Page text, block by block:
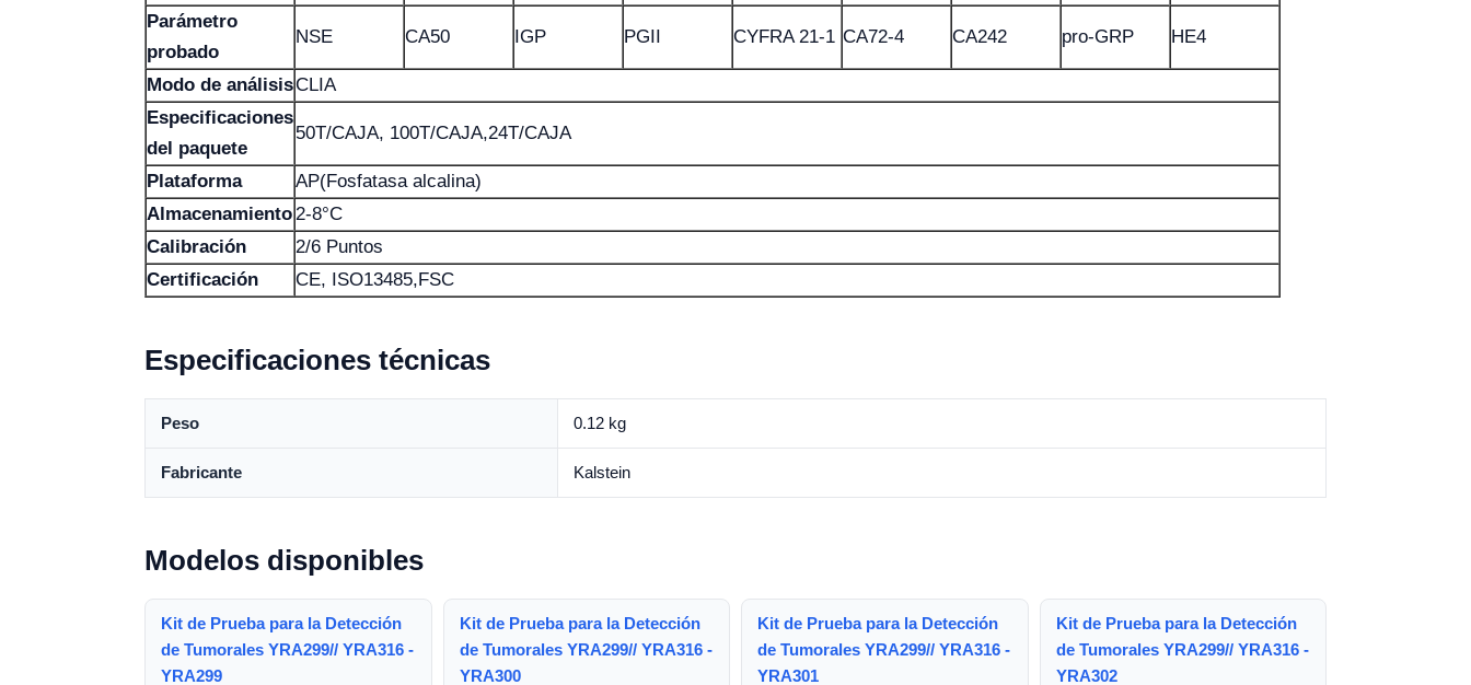
Parámetro
probado
NSE CA50 IGP PGII CYFRA 21-1 CA72-4 CA242 pro-GRP HE4
Modo de análisisCLIA
Especificaciones
del paquete
50T/CAJA, 100T/CAJA,24T/CAJA
Plataforma
AP(Fosfatasa alcalina)
Almacenamiento2-8°C
Calibración
2/6 Puntos
Certificación
CE, ISO13485,FSC
Especificaciones técnicas
Peso 0.12 kg
Fabricante Kalstein
Modelos disponibles
Kit de Prueba para la Detección
de Tumorales YRA299// YRA316 -
YRA299
Kit de Prueba para la Detección
de Tumorales YRA299// YRA316 -
YRA300
Kit de Prueba para la Detección
de Tumorales YRA299// YRA316 -
YRA301
Kit de Prueba para la Detección
de Tumorales YRA299// YRA316 -
YRA302